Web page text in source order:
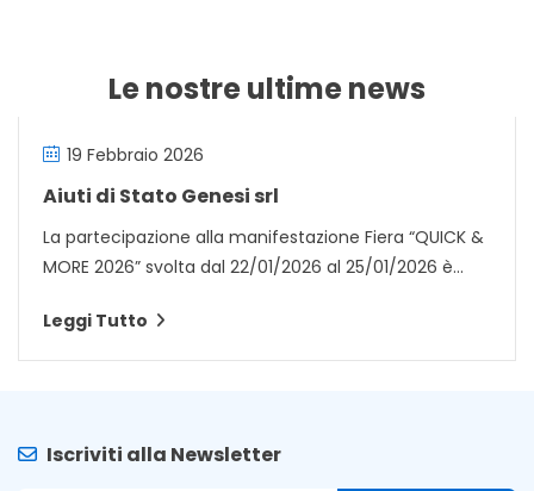
Le nostre ultime news
19 Febbraio 2026
Aiuti di Stato Genesi srl
La partecipazione alla manifestazione Fiera “QUICK &
MORE 2026” svolta dal 22/01/2026 al 25/01/2026 è...
Leggi Tutto
Iscriviti alla Newsletter